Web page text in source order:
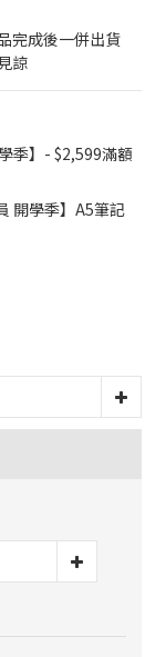
完成後一併出貨
諒
季】- $2,599滿額
開學季】A5筆記